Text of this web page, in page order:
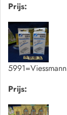
Prijs:
Prijs: